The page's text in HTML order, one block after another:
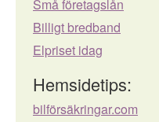
Små företagslån
Billigt bredband
Elpriset idag
Hemsidetips:
bilförsäkringar.com